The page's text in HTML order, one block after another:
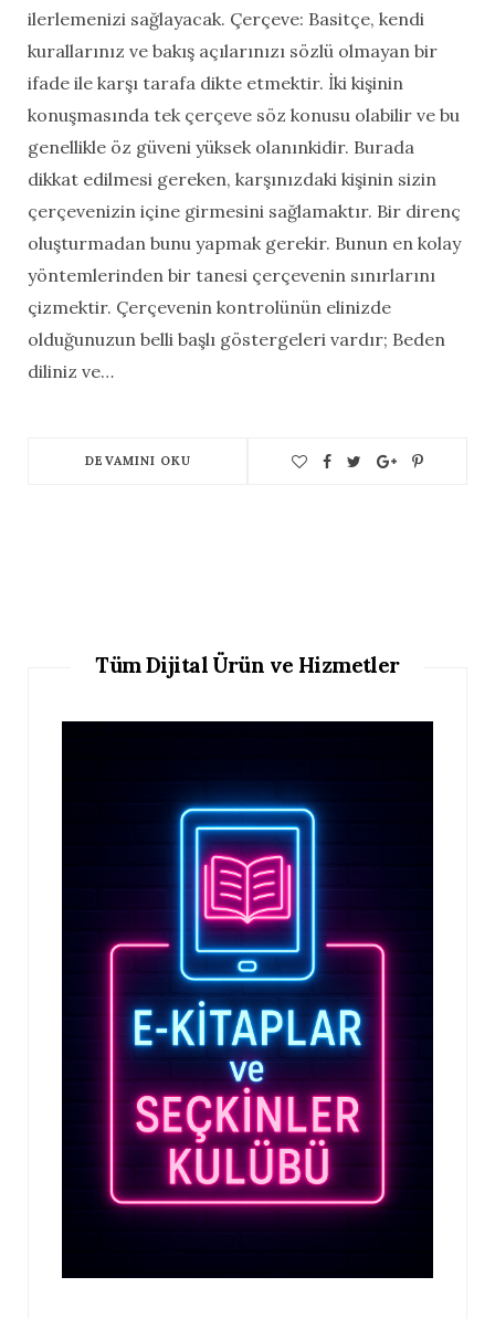
ilerlemenizi sağlayacak. Çerçeve: Basitçe, kendi
kurallarınız ve bakış açılarınızı sözlü olmayan bir
ifade ile karşı tarafa dikte etmektir. İki kişinin
konuşmasında tek çerçeve söz konusu olabilir ve bu
genellikle öz güveni yüksek olanınkidir. Burada
dikkat edilmesi gereken, karşınızdaki kişinin sizin
çerçevenizin içine girmesini sağlamaktır. Bir direnç
oluşturmadan bunu yapmak gerekir. Bunun en kolay
yöntemlerinden bir tanesi çerçevenin sınırlarını
çizmektir. Çerçevenin kontrolünün elinizde
olduğunuzun belli başlı göstergeleri vardır; Beden
diliniz ve…
DEVAMINI OKU
Tüm Dijital Ürün ve Hizmetler